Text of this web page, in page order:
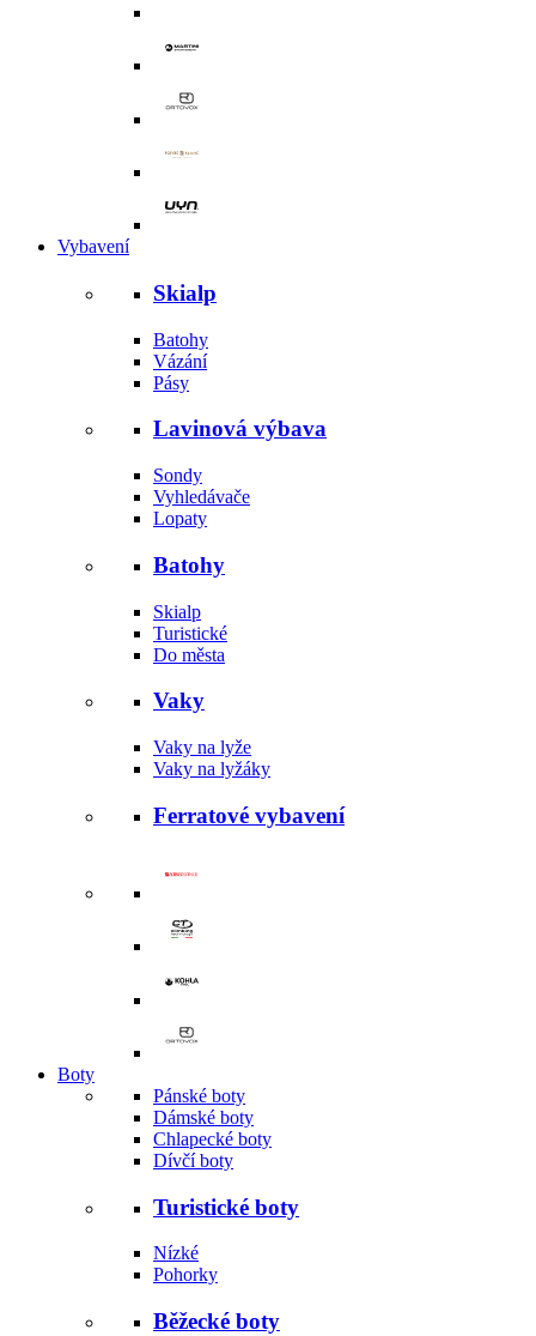
Vybavení
Skialp
Batohy
Vázání
Pásy
Lavinová výbava
Sondy
Vyhledávače
Lopaty
Batohy
Skialp
Turistické
Do města
Vaky
Vaky na lyže
Vaky na lyžáky
Ferratové vybavení
Boty
Pánské boty
Dámské boty
Chlapecké boty
Dívčí boty
Turistické boty
Nízké
Pohorky
Běžecké boty